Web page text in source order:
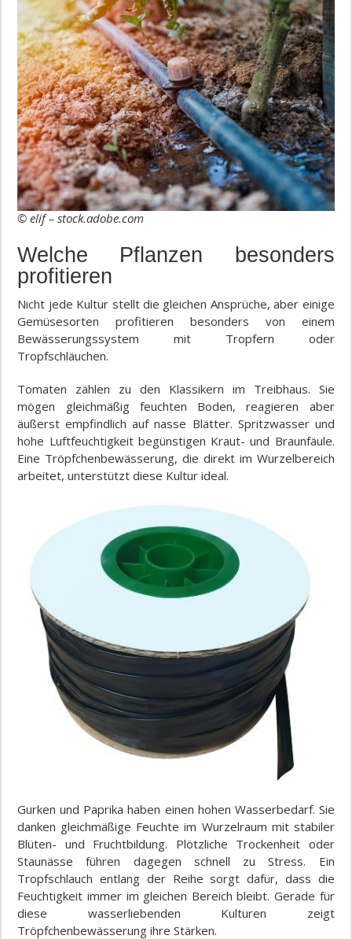
© elif – stock.adobe.com
Welche Pflanzen besonders
profitieren
Nicht jede Kultur stellt die gleichen Ansprüche, aber einige
Gemüsesorten profitieren besonders von einem
Bewässerungssystem mit Tropfern oder
Tropfschläuchen.
Tomaten zählen zu den Klassikern im Treibhaus. Sie
mögen gleichmäßig feuchten Boden, reagieren aber
äußerst empfindlich auf nasse Blätter. Spritzwasser und
hohe Luftfeuchtigkeit begünstigen Kraut- und Braunfäule.
Eine Tröpfchenbewässerung, die direkt im Wurzelbereich
arbeitet, unterstützt diese Kultur ideal.
Gurken und Paprika haben einen hohen Wasserbedarf. Sie
danken gleichmäßige Feuchte im Wurzelraum mit stabiler
Blüten- und Fruchtbildung. Plötzliche Trockenheit oder
Staunässe führen dagegen schnell zu Stress. Ein
Tropfschlauch entlang der Reihe sorgt dafür, dass die
Feuchtigkeit immer im gleichen Bereich bleibt. Gerade für
diese wasserliebenden Kulturen zeigt
Tröpfchenbewässerung ihre Stärken.